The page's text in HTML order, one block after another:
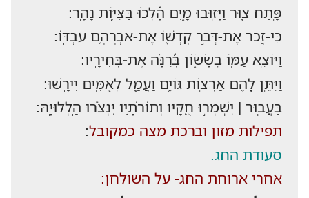
פָּ֣תַח צ֭וּר וַיָּז֣וּבוּ מָ֑יִם הָ֝לְכ֗וּ בַּצִּיּ֥וֹת נָהָֽר:
כִּֽי-זָ֭כַר אֶת-דְּבַ֣ר קָדְשׁ֑וֹ אֶֽת-אַבְרָהָ֥ם עַבְדּֽוֹ:
וַיּוֹצִ֣א עַמּ֣וֹ בְשָׂשׂ֑וֹן בְּ֝רִנָּ֗ה אֶת-בְּחִירָֽיו:
וַיִּתֵּ֣ן לָ֭הֶם אַרְצ֣וֹת גּוֹיִ֑ם וַעֲמַ֖ל לְאֻמִּ֣ים יִירָֽשׁוּ:
בַּעֲב֤וּר | יִשְׁמְר֣וּ חֻ֭קָּיו וְתוֹרֹתָ֥יו יִנְצֹ֗רוּ הַֽלְלוּיָֽהּ:
תפילות מזון וברכת מצה כמקובל:
סעודת החג.
אחרי ארוחת החג- על השולחן: